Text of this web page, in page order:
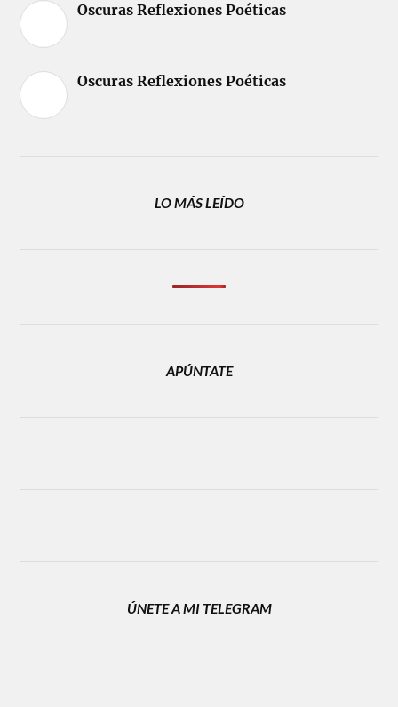
Oscuras Reflexiones Poéticas
Oscuras Reflexiones Poéticas
LO MÁS LEÍDO
APÚNTATE
ÚNETE A MI TELEGRAM